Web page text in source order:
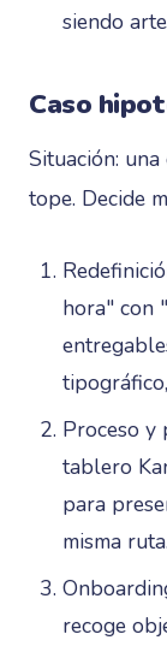
siendo
Caso
Situación:
tope. Decide
hora" con
Proceso y
tablero
para
misma ruta.
recoge